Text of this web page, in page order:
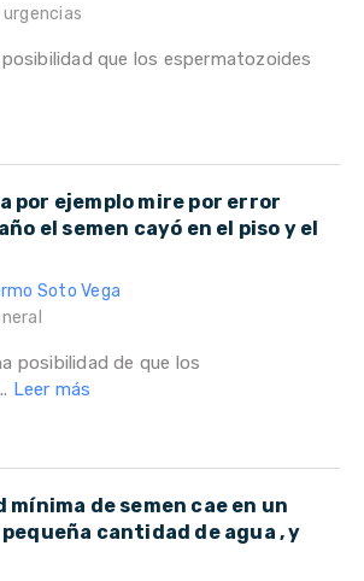
urgencias
que los espermatozoides
por ejemplo mire por error
el semen cayó en el piso y el
Soto Vega
posibilidad de que los
Leer más
de semen cae en un
cantidad de agua , y